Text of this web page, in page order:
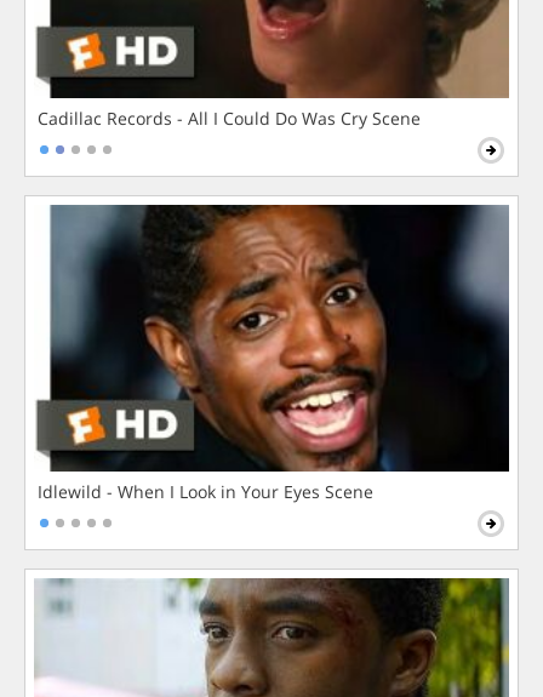
Cadillac Records - All I Could Do Was Cry Scene
Idlewild - When I Look in Your Eyes Scene